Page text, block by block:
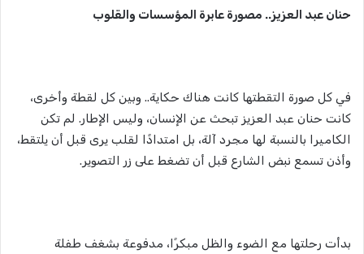
حنان عبد العزيز.. مصورة عابرة المؤسسات والقلوب
في كل صورة التقطتها كانت هناك حكاية.. وبين كل لقطة وأخرى،
كانت حنان عبد العزيز تبحث عن الإنسان، وليس الإطار. لم تكن
الكاميرا بالنسبة لها مجرد آلة، بل امتدادًا لقلب يرى قبل أن يلتقط،
وأذن تسمع نبض الشارع قبل أن تضغط على زر التصوير.
بدأت رحلتها مع الضوء والظل مبكرًا، مدفوعة بشغف طفلة